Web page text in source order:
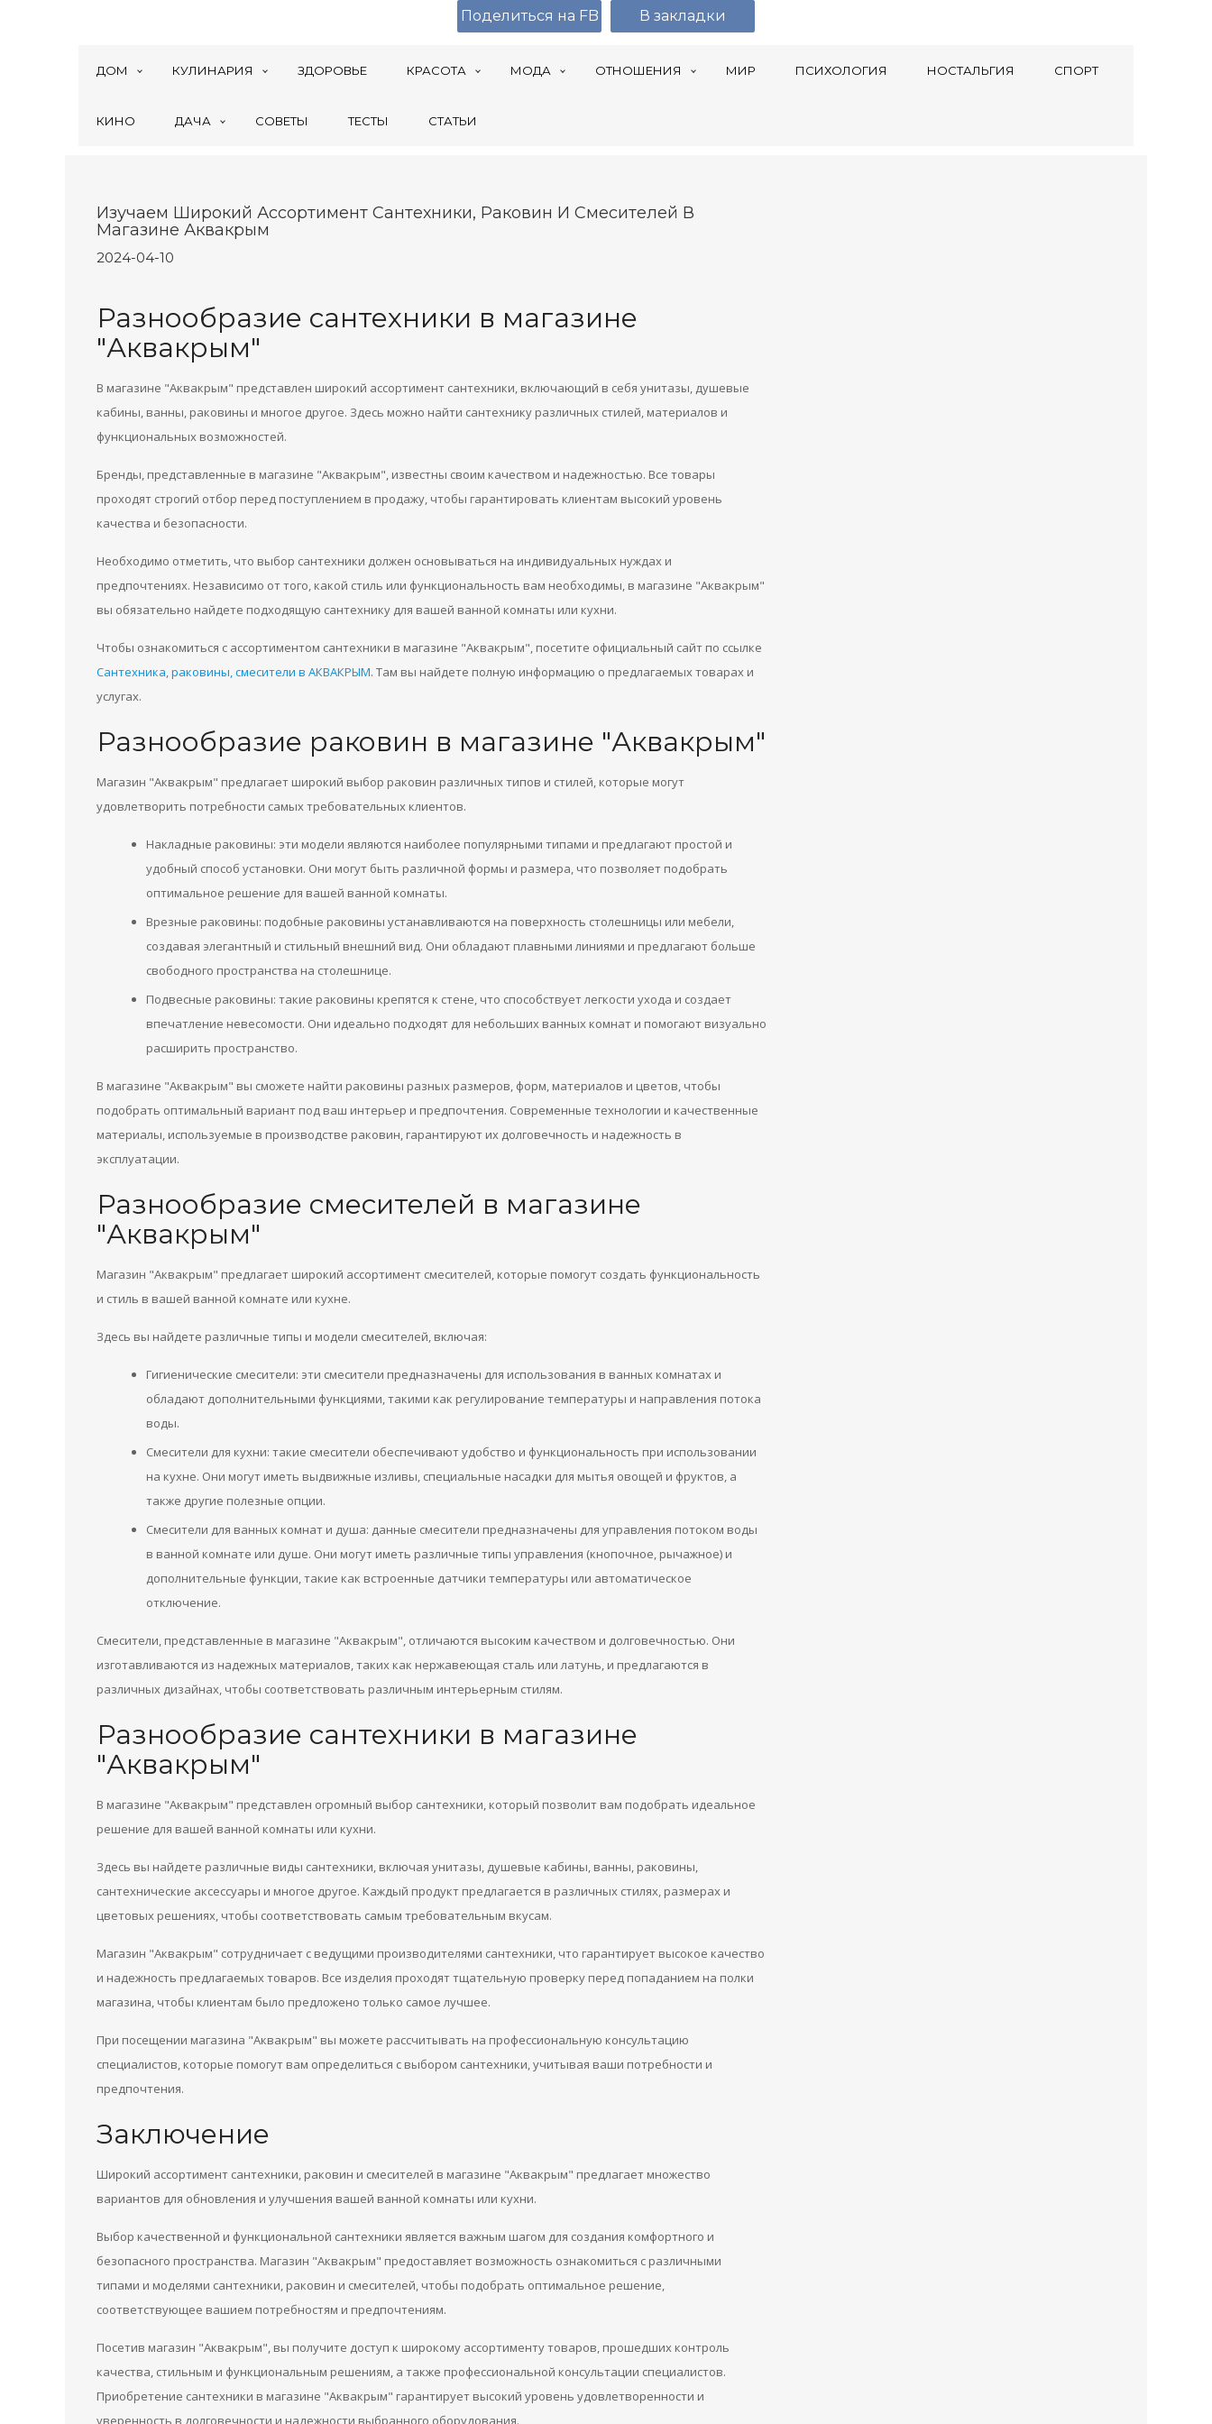
ДОМ КУЛИНАРИЯ ЗДОРОВЬЕ КРАСОТА МОДА ОТНОШЕНИЯ МИР ПСИХОЛОГИЯ НОСТАЛЬГИЯ СПОРТ
КИНО ДАЧА СОВЕТЫ ТЕСТЫ СТАТЬИ
Изучаем Широкий Ассортимент Сантехники, Раковин И Смесителей В
Магазине Аквакрым
2024-04-10
Разнообразие сантехники в магазине
"Аквакрым"
В магазине "Аквакрым" представлен широкий ассортимент сантехники, включающий в себя унитазы, душевые
кабины, ванны, раковины и многое другое. Здесь можно найти сантехнику различных стилей, материалов и
функциональных возможностей.
Бренды, представленные в магазине "Аквакрым", известны своим качеством и надежностью. Все товары
проходят строгий отбор перед поступлением в продажу, чтобы гарантировать клиентам высокий уровень
качества и безопасности.
Необходимо отметить, что выбор сантехники должен основываться на индивидуальных нуждах и
предпочтениях. Независимо от того, какой стиль или функциональность вам необходимы, в магазине "Аквакрым"
вы обязательно найдете подходящую сантехнику для вашей ванной комнаты или кухни.
Чтобы ознакомиться с ассортиментом сантехники в магазине "Аквакрым", посетите официальный сайт по ссылке
Сантехника, раковины, смесители в АКВАКРЫМ. Там вы найдете полную информацию о предлагаемых товарах и
услугах.
Разнообразие раковин в магазине "Аквакрым"
Магазин "Аквакрым" предлагает широкий выбор раковин различных типов и стилей, которые могут
удовлетворить потребности самых требовательных клиентов.
Накладные раковины: эти модели являются наиболее популярными типами и предлагают простой и
удобный способ установки. Они могут быть различной формы и размера, что позволяет подобрать
оптимальное решение для вашей ванной комнаты.
Врезные раковины: подобные раковины устанавливаются на поверхность столешницы или мебели,
создавая элегантный и стильный внешний вид. Они обладают плавными линиями и предлагают больше
свободного пространства на столешнице.
Подвесные раковины: такие раковины крепятся к стене, что способствует легкости ухода и создает
впечатление невесомости. Они идеально подходят для небольших ванных комнат и помогают визуально
расширить пространство.
В магазине "Аквакрым" вы сможете найти раковины разных размеров, форм, материалов и цветов, чтобы
подобрать оптимальный вариант под ваш интерьер и предпочтения. Современные технологии и качественные
материалы, используемые в производстве раковин, гарантируют их долговечность и надежность в
эксплуатации.
Разнообразие смесителей в магазине
"Аквакрым"
Магазин "Аквакрым" предлагает широкий ассортимент смесителей, которые помогут создать функциональность
и стиль в вашей ванной комнате или кухне.
Здесь вы найдете различные типы и модели смесителей, включая:
Гигиенические смесители: эти смесители предназначены для использования в ванных комнатах и
обладают дополнительными функциями, такими как регулирование температуры и направления потока
воды.
Смесители для кухни: такие смесители обеспечивают удобство и функциональность при использовании
на кухне. Они могут иметь выдвижные изливы, специальные насадки для мытья овощей и фруктов, а
также другие полезные опции.
Смесители для ванных комнат и душа: данные смесители предназначены для управления потоком воды
в ванной комнате или душе. Они могут иметь различные типы управления (кнопочное, рычажное) и
дополнительные функции, такие как встроенные датчики температуры или автоматическое
отключение.
Смесители, представленные в магазине "Аквакрым", отличаются высоким качеством и долговечностью. Они
изготавливаются из надежных материалов, таких как нержавеющая сталь или латунь, и предлагаются в
различных дизайнах, чтобы соответствовать различным интерьерным стилям.
Разнообразие сантехники в магазине
"Аквакрым"
В магазине "Аквакрым" представлен огромный выбор сантехники, который позволит вам подобрать идеальное
решение для вашей ванной комнаты или кухни.
Здесь вы найдете различные виды сантехники, включая унитазы, душевые кабины, ванны, раковины,
сантехнические аксессуары и многое другое. Каждый продукт предлагается в различных стилях, размерах и
цветовых решениях, чтобы соответствовать самым требовательным вкусам.
Магазин "Аквакрым" сотрудничает с ведущими производителями сантехники, что гарантирует высокое качество
и надежность предлагаемых товаров. Все изделия проходят тщательную проверку перед попаданием на полки
магазина, чтобы клиентам было предложено только самое лучшее.
При посещении магазина "Аквакрым" вы можете рассчитывать на профессиональную консультацию
специалистов, которые помогут вам определиться с выбором сантехники, учитывая ваши потребности и
предпочтения.
Заключение
Широкий ассортимент сантехники, раковин и смесителей в магазине "Аквакрым" предлагает множество
вариантов для обновления и улучшения вашей ванной комнаты или кухни.
Выбор качественной и функциональной сантехники является важным шагом для создания комфортного и
безопасного пространства. Магазин "Аквакрым" предоставляет возможность ознакомиться с различными
типами и моделями сантехники, раковин и смесителей, чтобы подобрать оптимальное решение,
соответствующее вашием потребностям и предпочтениям.
Посетив магазин "Аквакрым", вы получите доступ к широкому ассортименту товаров, прошедших контроль
качества, стильным и функциональным решениям, а также профессиональной консультации специалистов.
Приобретение сантехники в магазине "Аквакрым" гарантирует высокий уровень удовлетворенности и
уверенность в долговечности и надежности выбранного оборудования.
Поделиться на FB В закладки